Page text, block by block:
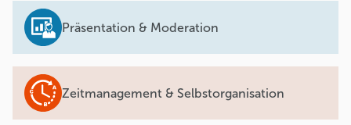
Präsentation & Moderation
Zeitmanagement & Selbstorganisation